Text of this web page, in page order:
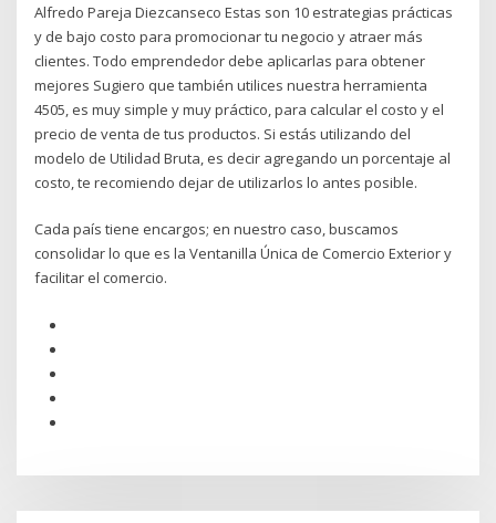
Alfredo Pareja Diezcanseco Estas son 10 estrategias prácticas
y de bajo costo para promocionar tu negocio y atraer más
clientes. Todo emprendedor debe aplicarlas para obtener
mejores Sugiero que también utilices nuestra herramienta
4505, es muy simple y muy práctico, para calcular el costo y el
precio de venta de tus productos. Si estás utilizando del
modelo de Utilidad Bruta, es decir agregando un porcentaje al
costo, te recomiendo dejar de utilizarlos lo antes posible.
Cada país tiene encargos; en nuestro caso, buscamos
consolidar lo que es la Ventanilla Única de Comercio Exterior y
facilitar el comercio.